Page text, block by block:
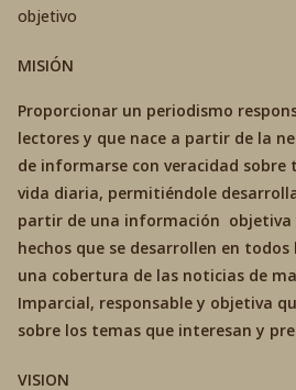
objetivo
MISIÓN
Proporcionar un periodismo
lectores y que nace a partir de la
de informarse con veracidad
vida diaria, permitiéndole
partir de una información objetiva
hechos que se desarrollen en
una cobertura de las noticias de
Imparcial, responsable y objetiva
sobre los temas que interesan y
VISION